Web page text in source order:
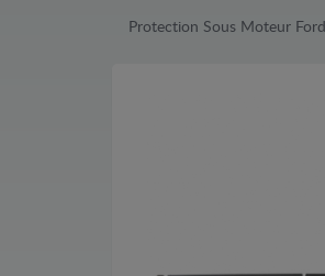
Protection Sous Moteur Ford